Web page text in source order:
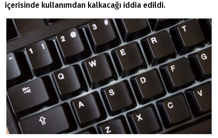
içerisinde kullanımdan kalkacağı iddia edildi.